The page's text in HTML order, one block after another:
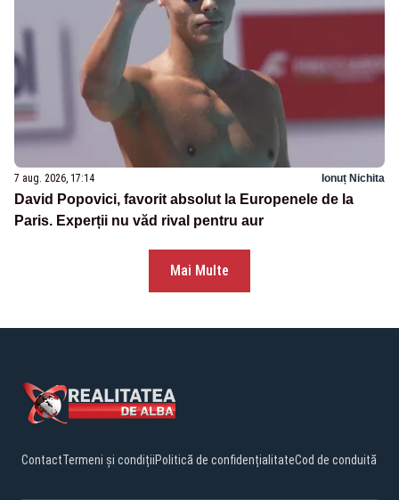
7 aug. 2026, 17:14 Ionuț Nichita
David Popovici, favorit absolut la Europenele de la
Paris. Experții nu văd rival pentru aur
Mai Multe
ContactTermeni și condițiiPolitică de confidențialitateCod de conduită